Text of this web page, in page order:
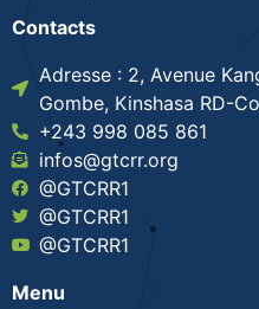
Contacts
Adresse : 2, Avenue
Gombe, Kinshasa RD-
+243 998 085 861
infos@gtcrr.org
@GTCRR1
@GTCRR1
@GTCRR1
Menu